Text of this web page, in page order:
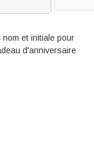
et initiale pour
d'anniversaire